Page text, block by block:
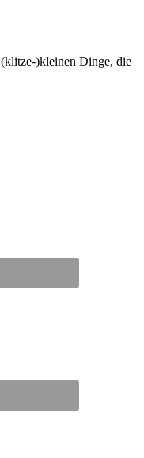
)kleinen Dinge, die